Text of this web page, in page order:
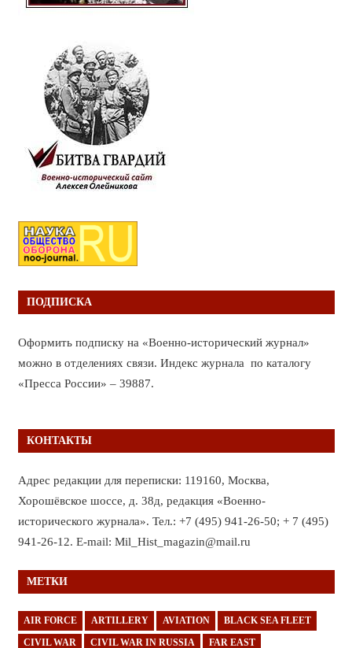
ПОДПИСКА
Оформить подписку на «Военно-исторический журнал»
можно в отделениях связи. Индекс журнала по каталогу
«Пресса России» – 39887.
КОНТАКТЫ
Адрес редакции для переписки: 119160, Москва,
Хорошёвское шоссе, д. 38д, редакция «Военно-
исторического журнала». Тел.: +7 (495) 941-26-50; + 7 (495)
941-26-12. E-mail: Mil_Hist_magazin@mail.ru
МЕТКИ
AIR FORCE ARTILLERY AVIATION BLACK SEA FLEET
CIVIL WAR CIVIL WAR IN RUSSIA FAR EAST